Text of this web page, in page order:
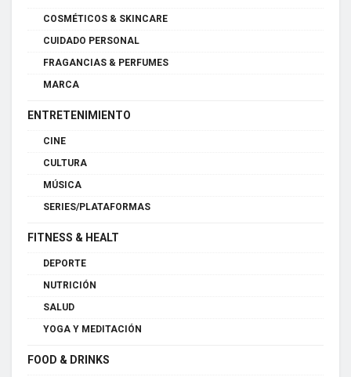
COSMÉTICOS & SKINCARE
CUIDADO PERSONAL
FRAGANCIAS & PERFUMES
MARCA
ENTRETENIMIENTO
CINE
CULTURA
MÚSICA
SERIES/PLATAFORMAS
FITNESS & HEALT
DEPORTE
NUTRICIÓN
SALUD
YOGA Y MEDITACIÓN
FOOD & DRINKS